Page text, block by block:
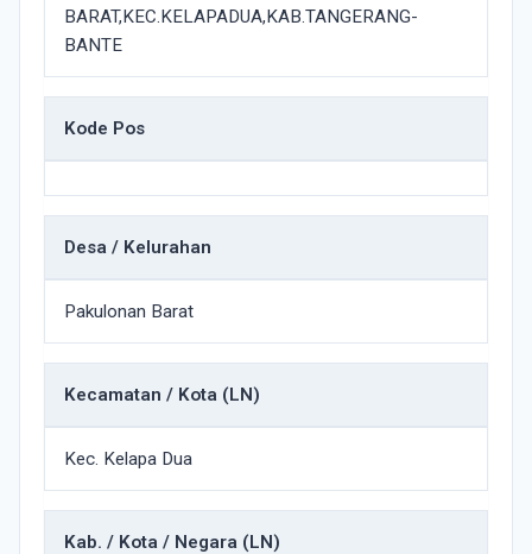
BARAT,KEC.KELAPADUA,KAB.TANGERANG-
BANTE
Kode Pos
Desa / Kelurahan
Pakulonan Barat
Kecamatan / Kota (LN)
Kec. Kelapa Dua
Kab. / Kota / Negara (LN)